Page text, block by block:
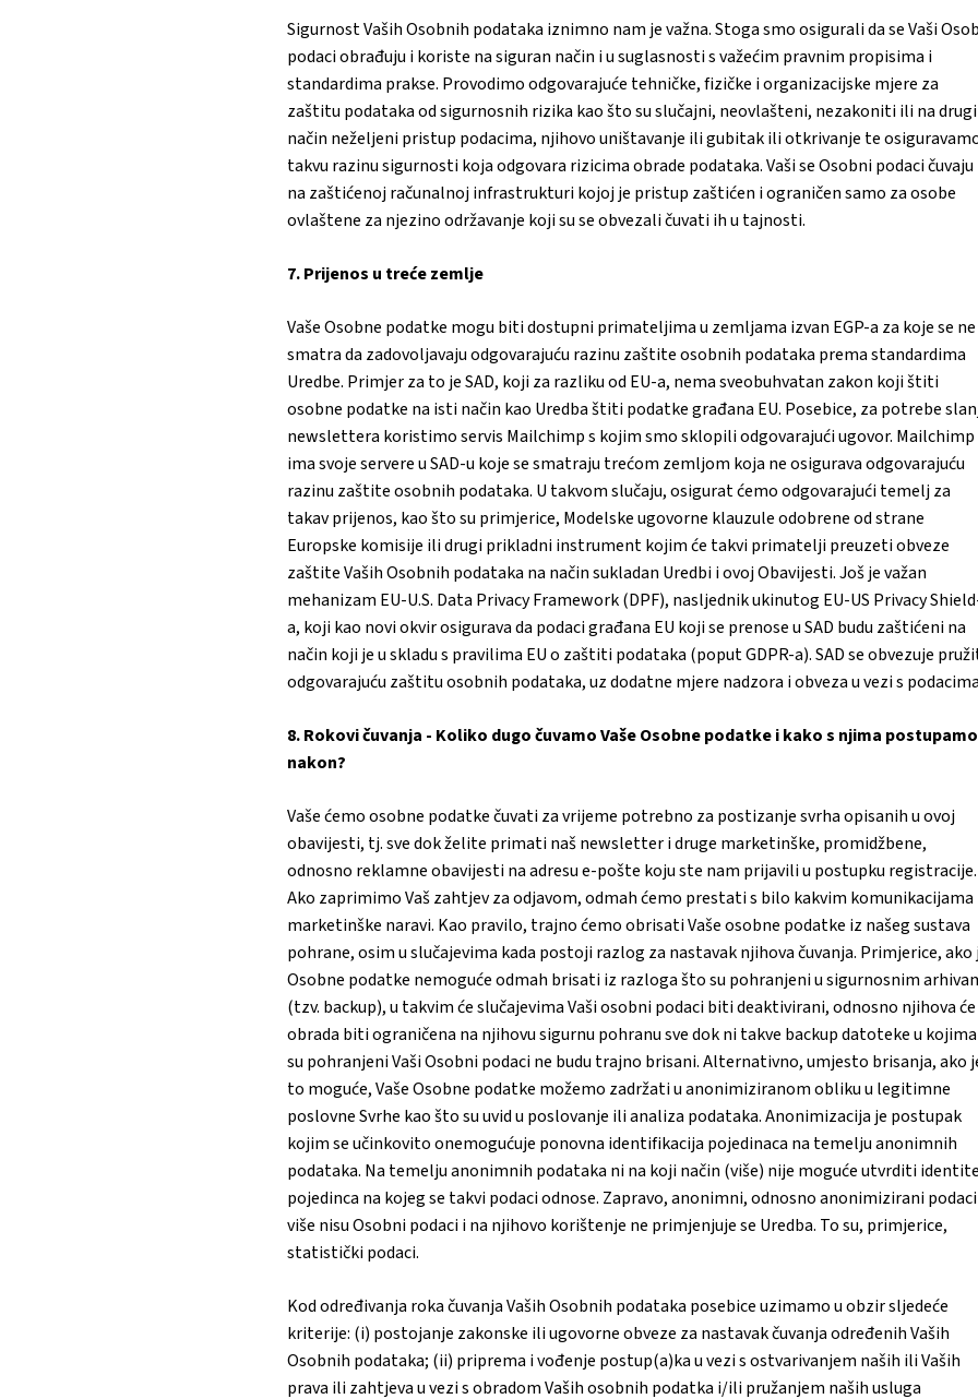
Sigurnost Vaših Osobnih podataka iznimno nam je važna. Stoga smo osigurali da se Vaši
podaci obrađuju i koriste na siguran način i u suglasnosti s važećim pravnim propisima i
standardima prakse. Provodimo odgovarajuće tehničke, fizičke i organizacijske mjere za
zaštitu podataka od sigurnosnih rizika kao što su slučajni, neovlašteni, nezakoniti ili na drugi
način neželjeni pristup podacima, njihovo uništavanje ili gubitak ili otkrivanje te
takvu razinu sigurnosti koja odgovara rizicima obrade podataka. Vaši se Osobni podaci čuvaju
na zaštićenoj računalnoj infrastrukturi kojoj je pristup zaštićen i ograničen samo za osobe
ovlaštene za njezino održavanje koji su se obvezali čuvati ih u tajnosti.
7. Prijenos u treće zemlje
Vaše Osobne podatke mogu biti dostupni primateljima u zemljama izvan EGP-a za koje se ne
smatra da zadovoljavaju odgovarajuću razinu zaštite osobnih podataka prema standardima
Uredbe. Primjer za to je SAD, koji za razliku od EU-a, nema sveobuhvatan zakon koji štiti
osobne podatke na isti način kao Uredba štiti podatke građana EU. Posebice, za potrebe
newslettera koristimo servis Mailchimp s kojim smo sklopili odgovarajući ugovor. Mailchimp
ima svoje servere u SAD-u koje se smatraju trećom zemljom koja ne osigurava odgovarajuću
razinu zaštite osobnih podataka. U takvom slučaju, osigurat ćemo odgovarajući temelj za
takav prijenos, kao što su primjerice, Modelske ugovorne klauzule odobrene od strane
Europske komisije ili drugi prikladni instrument kojim će takvi primatelji preuzeti obveze
zaštite Vaših Osobnih podataka na način sukladan Uredbi i ovoj Obavijesti. Još je važan
mehanizam EU-U.S. Data Privacy Framework (DPF), nasljednik ukinutog EU-US Privacy
a, koji kao novi okvir osigurava da podaci građana EU koji se prenose u SAD budu zaštićeni na
način koji je u skladu s pravilima EU o zaštiti podataka (poput GDPR-a). SAD se obvezuje
odgovarajuću zaštitu osobnih podataka, uz dodatne mjere nadzora i obveza u vezi s
8. Rokovi čuvanja - Koliko dugo čuvamo Vaše Osobne podatke i kako s njima postupamo
nakon?
Vaše ćemo osobne podatke čuvati za vrijeme potrebno za postizanje svrha opisanih u ovoj
obavijesti, tj. sve dok želite primati naš newsletter i druge marketinške, promidžbene,
odnosno reklamne obavijesti na adresu e-pošte koju ste nam prijavili u postupku registracije.
Ako zaprimimo Vaš zahtjev za odjavom, odmah ćemo prestati s bilo kakvim komunikacijama
marketinške naravi. Kao pravilo, trajno ćemo obrisati Vaše osobne podatke iz našeg sustava
pohrane, osim u slučajevima kada postoji razlog za nastavak njihova čuvanja. Primjerice, ako
Osobne podatke nemoguće odmah brisati iz razloga što su pohranjeni u sigurnosnim
(tzv. backup), u takvim će slučajevima Vaši osobni podaci biti deaktivirani, odnosno njihova će
obrada biti ograničena na njihovu sigurnu pohranu sve dok ni takve backup datoteke u kojima
su pohranjeni Vaši Osobni podaci ne budu trajno brisani. Alternativno, umjesto brisanja, ako
to moguće, Vaše Osobne podatke možemo zadržati u anonimiziranom obliku u legitimne
poslovne Svrhe kao što su uvid u poslovanje ili analiza podataka. Anonimizacija je postupak
kojim se učinkovito onemogućuje ponovna identifikacija pojedinaca na temelju anonimnih
podataka. Na temelju anonimnih podataka ni na koji način (više) nije moguće utvrditi
pojedinca na kojeg se takvi podaci odnose. Zapravo, anonimni, odnosno anonimizirani podaci
više nisu Osobni podaci i na njihovo korištenje ne primjenjuje se Uredba. To su, primjerice,
statistički podaci.
Kod određivanja roka čuvanja Vaših Osobnih podataka posebice uzimamo u obzir sljedeće
kriterije: (i) postojanje zakonske ili ugovorne obveze za nastavak čuvanja određenih Vaših
Osobnih podataka; (ii) priprema i vođenje postup(a)ka u vezi s ostvarivanjem naših ili Vaših
prava ili zahtjeva u vezi s obradom Vaših osobnih podatka i/ili pružanjem naših usluga